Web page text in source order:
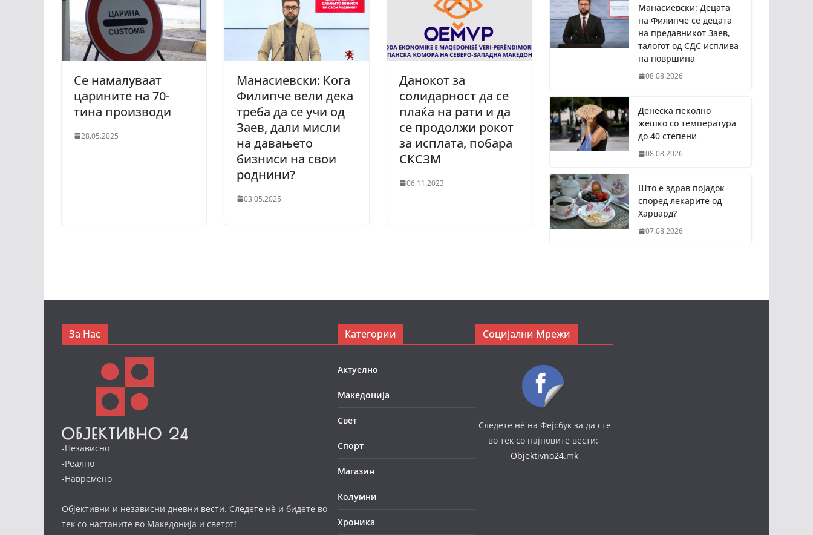
Се намалуваат
царините на 70-
тина производи
28.05.2025
Манасиевски: Кога
Филипче вели дека
треба да се учи од
Заев, дали мисли
на давањето
бизниси на свои
роднини?
03.05.2025
Данокот за
солидарност да се
плаќа на рати и да
се продолжи рокот
за исплата, побара
СКСЗМ
06.11.2023
Манасиевски: Децата
на Филипче се децата
на предавникот Заев,
талогот од СДС исплива
на површина
08.08.2026
Денеска пеколно
жешко со температура
до 40 степени
08.08.2026
Што е здрав појадок
според лекарите од
Харвард?
07.08.2026
За Нас
-Независно
-Реално
-Навремено
Објективни и независни дневни вести. Следете нè и бидете во
тек со настаните во Македонија и светот!
Категории
Актуелно
Македонија
Свет
Спорт
Магазин
Колумни
Хроника
Социјални Мрежи
Следете нè на Фејсбук за да сте
во тек со најновите вести:
Objektivno24.mk